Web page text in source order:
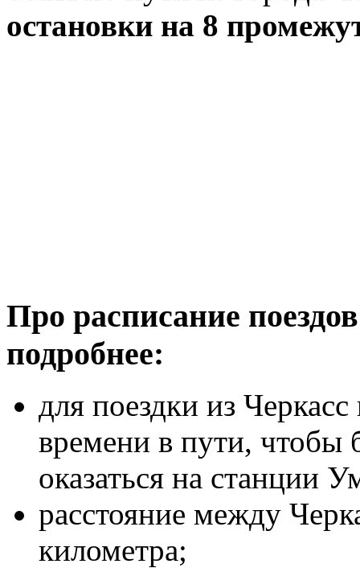
остановки на 8
Про расписание
подробнее:
для поездки из
времени в пути, чтобы
оказаться на станции
расстояние между
километра;